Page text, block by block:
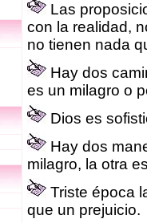
Las
con la realidad,
no tienen nada
Hay dos
es un milagro o
Dios es
Hay dos
milagro, la otra
Triste época
que un prejuicio.